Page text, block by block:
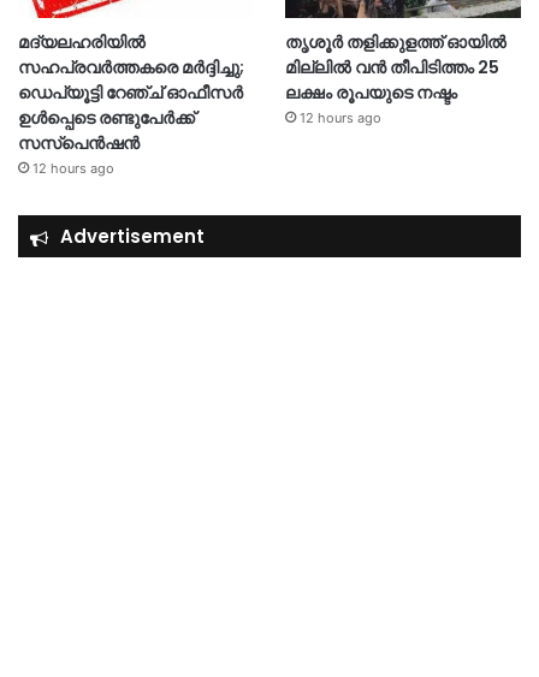
മദ്യലഹരിയിൽ
സഹപ്രവർത്തകരെ മർദ്ദിച്ചു;
ഡെപ്യൂട്ടി റേഞ്ച് ഓഫീസർ
ഉൾപ്പെടെ രണ്ടുപേർക്ക്
സസ്‌പെൻഷൻ
12 hours ago
തൃശൂര്‍ തളിക്കുളത്ത് ഓയില്‍
മില്ലില്‍ വൻ തീപിടിത്തം 25
ലക്ഷം രൂപയുടെ നഷ്ടം
12 hours ago
Advertisement